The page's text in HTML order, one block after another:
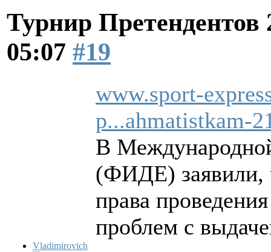
Турнир Претендентов
05:07 #19
Vladimirovich
www.sport-
p...ahmatistkam-
В
(ФИДЕ) заявили,
права
проблем с